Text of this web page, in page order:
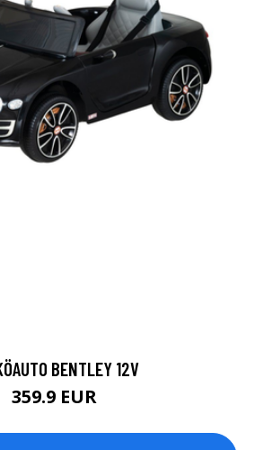
BENTLEY 12V
359.9 EUR